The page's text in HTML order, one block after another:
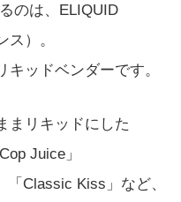
のは、ELIQUID
）。
ッドベンダーです。
まリキッドにした
Juice」
「Classic Kiss」など、